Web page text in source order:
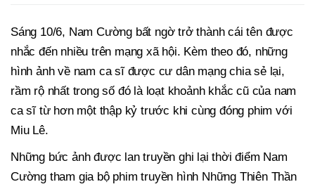
Sáng 10/6, Nam Cường bất ngờ trở thành cái tên được
nhắc đến nhiều trên mạng xã hội. Kèm theo đó, những
hình ảnh về nam ca sĩ được cư dân mạng chia sẻ lại,
rầm rộ nhất trong số đó là loạt khoảnh khắc cũ của nam
ca sĩ từ hơn một thập kỷ trước khi cùng đóng phim với
Miu Lê.
Những bức ảnh được lan truyền ghi lại thời điểm Nam
Cường tham gia bộ phim truyền hình Những Thiên Thần